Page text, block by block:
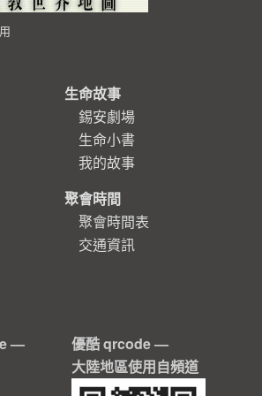
生命故事
錫安劇場
生命小書
我的故事
聚會時間
聚會時間表
交通資訊
—
優酷 qrcode —
大陸地區使用自頻道